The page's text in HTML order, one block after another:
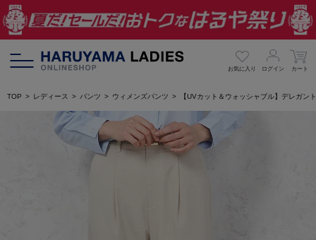
お気に入り ログイン カート
TOP レディース パンツ ウィメンズパンツ 【UVカット＆ウォッシャブル】デレガ